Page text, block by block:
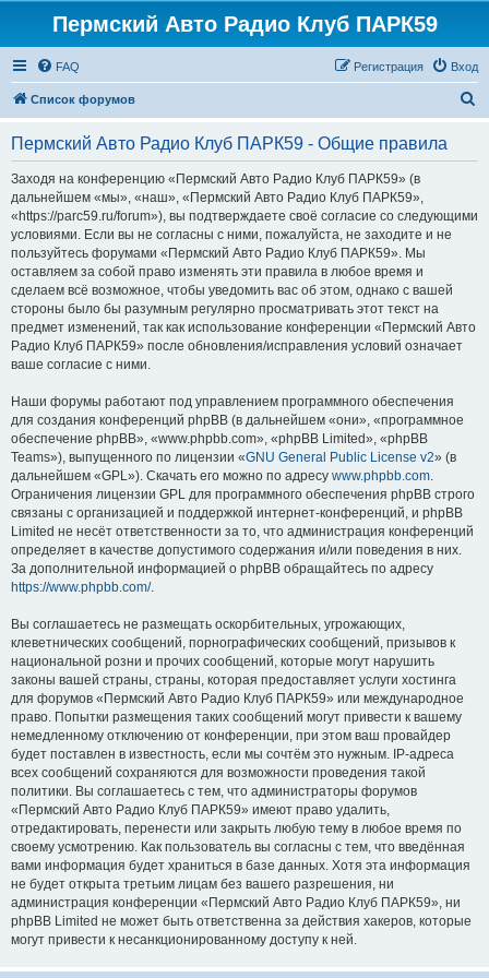
Пермский Авто Радио Клуб ПАРК59
FAQ Вход
Регистрация
Список форумов
Пермский Авто Радио Клуб ПАРК59 - Общие правила
Заходя на конференцию «Пермский Авто Радио Клуб ПАРК59» (в
дальнейшем «мы», «наш», «Пермский Авто Радио Клуб ПАРК59»,
«https://parc59.ru/forum»), вы подтверждаете своё согласие со следующими
условиями. Если вы не согласны с ними, пожалуйста, не заходите и не
пользуйтесь форумами «Пермский Авто Радио Клуб ПАРК59». Мы
оставляем за собой право изменять эти правила в любое время и
сделаем всё возможное, чтобы уведомить вас об этом, однако с вашей
стороны было бы разумным регулярно просматривать этот текст на
предмет изменений, так как использование конференции «Пермский Авто
Радио Клуб ПАРК59» после обновления/исправления условий означает
ваше согласие с ними.
Наши форумы работают под управлением программного обеспечения
для создания конференций phpBB (в дальнейшем «они», «программное
обеспечение phpBB», «www.phpbb.com», «phpBB Limited», «phpBB
Teams»), выпущенного по лицензии «GNU General Public License v2» (в
дальнейшем «GPL»). Скачать его можно по адресу www.phpbb.com.
Ограничения лицензии GPL для программного обеспечения phpBB строго
связаны с организацией и поддержкой интернет-конференций, и phpBB
Limited не несёт ответственности за то, что администрация конференций
определяет в качестве допустимого содержания и/или поведения в них.
За дополнительной информацией о phpBB обращайтесь по адресу
https://www.phpbb.com/.
Вы соглашаетесь не размещать оскорбительных, угрожающих,
клеветнических сообщений, порнографических сообщений, призывов к
национальной розни и прочих сообщений, которые могут нарушить
законы вашей страны, страны, которая предоставляет услуги хостинга
для форумов «Пермский Авто Радио Клуб ПАРК59» или международное
право. Попытки размещения таких сообщений могут привести к вашему
немедленному отключению от конференции, при этом ваш провайдер
будет поставлен в известность, если мы сочтём это нужным. IP-адреса
всех сообщений сохраняются для возможности проведения такой
политики. Вы соглашаетесь с тем, что администраторы форумов
«Пермский Авто Радио Клуб ПАРК59» имеют право удалить,
отредактировать, перенести или закрыть любую тему в любое время по
своему усмотрению. Как пользователь вы согласны с тем, что введённая
вами информация будет храниться в базе данных. Хотя эта информация
не будет открыта третьим лицам без вашего разрешения, ни
администрация конференции «Пермский Авто Радио Клуб ПАРК59», ни
phpBB Limited не может быть ответственна за действия хакеров, которые
могут привести к несанкционированному доступу к ней.